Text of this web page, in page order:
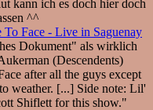
kann ich es doch hier doch
^^
Face - Live in Saguenay
Dokument" als wirklich
(Descendents)
after all the guys except
weather. [...] Side note: Lil'
Shiflett for this show."